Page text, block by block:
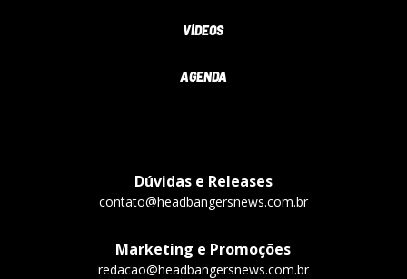
VÍDEOS
AGENDA
Dúvidas e Releases
contato@headbangersnews.com.br
Marketing e Promoções
redacao@headbangersnews.com.br